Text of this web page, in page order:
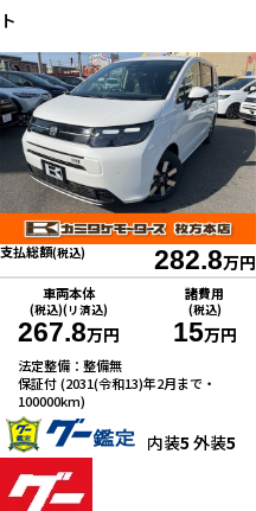
ト
支払総額(税込) 282.8万円
車両本体
(税込)(リ済込)
267.8万円
諸費用
(税込)
15万円
法定整備：整備無
保証付 (2031(令和13)年2月まで・
100000km)
内装5 外装5